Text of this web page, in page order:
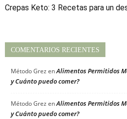
Crepas Keto: 3 Recetas para un
COMENTARIOS RECIENTES
Método Grez enAlimentos Permitidos
y Cuánto puedo comer?
Método Grez enAlimentos Permitidos
y Cuánto puedo comer?